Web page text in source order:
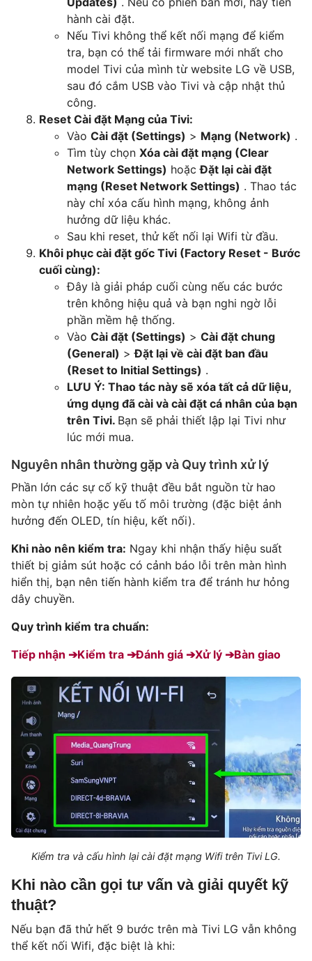
hành cài đặt.
Nếu Tivi không thể kết nối mạng để kiểm
tra, bạn có thể tải firmware mới nhất cho
model Tivi của mình từ website LG về USB,
sau đó cắm USB vào Tivi và cập nhật thủ
công.
Reset Cài đặt Mạng của Tivi:
Vào Cài đặt (Settings) > Mạng (Network) .
Tìm tùy chọn Xóa cài đặt mạng (Clear
Network Settings) hoặcĐặt lại cài đặt
mạng (Reset Network Settings) . Thao tác
này chỉ xóa cấu hình mạng, không ảnh
hưởng dữ liệu khác.
Sau khi reset, thử kết nối lại Wifi từ đầu.
Khôi phục cài đặt gốc Tivi (Factory Reset - Bước
cuối cùng):
Đây là giải pháp cuối cùng nếu các bước
trên không hiệu quả và bạn nghi ngờ lỗi
phần mềm hệ thống.
Vào Cài đặt (Settings) > Cài đặt chung
(General) >Đặt lại về cài đặt ban đầu
(Reset to Initial Settings) .
LƯU Ý: Thao tác này sẽ xóa tất cả dữ liệu,
ứng dụng đã cài và cài đặt cá nhân của bạn
trên Tivi. Bạn sẽ phải thiết lập lại Tivi như
lúc mới mua.
Nguyên nhân thường gặp và Quy trình xử lý
Phần lớn các sự cố kỹ thuật đều bắt nguồn từ hao
mòn tự nhiên hoặc yếu tố môi trường (đặc biệt ảnh
hưởng đến OLED, tín hiệu, kết nối).
Khi nào nên kiểm tra: Ngay khi nhận thấy hiệu suất
thiết bị giảm sút hoặc có cảnh báo lỗi trên màn hình
hiển thị, bạn nên tiến hành kiểm tra để tránh hư hỏng
dây chuyền.
Quy trình kiểm tra chuẩn:
Tiếp nhận ➔Kiểm tra ➔Đánh giá ➔Xử lý ➔Bàn giao
Kiểm tra và cấu hình lại cài đặt mạng Wifi trên Tivi LG.
Khi nào cần gọi tư vấn và giải quyết kỹ
thuật?
Nếu bạn đã thử hết 9 bước trên mà Tivi LG vẫn không
thể kết nối Wifi, đặc biệt là khi: